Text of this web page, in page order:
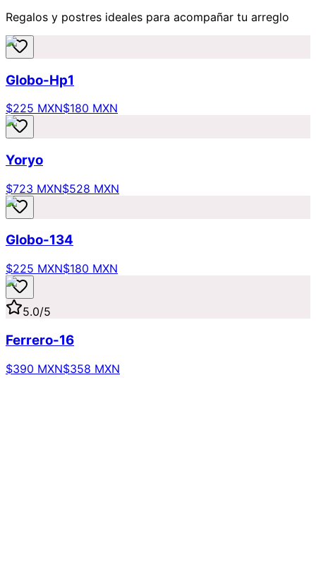
Regalos y postres ideales para acompañar tu arreglo
Globo-Hp1
$225 MXN$180 MXN
Yoryo
$723 MXN$528 MXN
Globo-134
$225 MXN$180 MXN
5.0/5
Ferrero-16
$390 MXN$358 MXN